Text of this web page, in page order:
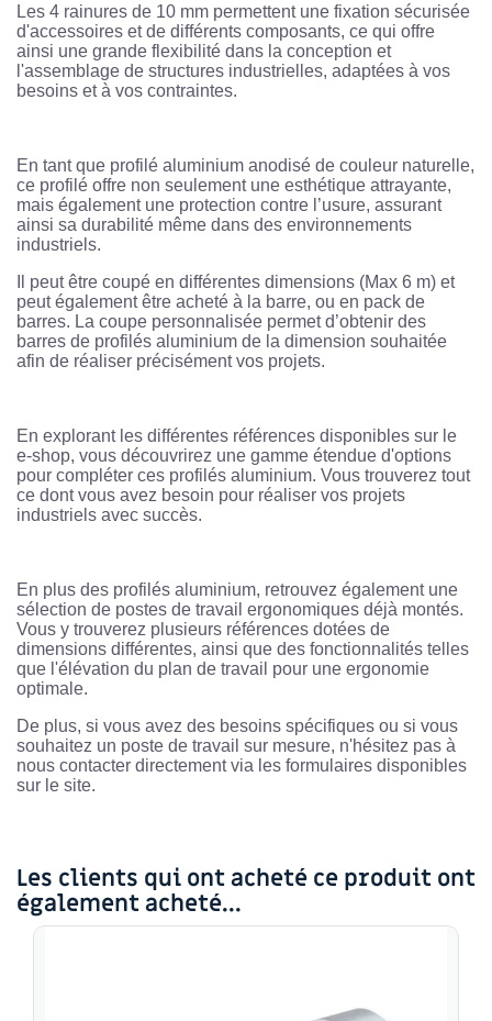
Les 4 rainures de 10 mm permettent une fixation sécurisée
d'accessoires et de différents composants, ce qui offre
ainsi une grande flexibilité dans la conception et
l'assemblage de structures industrielles, adaptées à vos
besoins et à vos contraintes.
En tant que profilé aluminium anodisé de couleur naturelle,
ce profilé offre non seulement une esthétique attrayante,
mais également une protection contre l’usure, assurant
ainsi sa durabilité même dans des environnements
industriels.
Il peut être coupé en différentes dimensions (Max 6 m) et
peut également être acheté à la barre, ou en pack de
barres. La coupe personnalisée permet d’obtenir des
barres de profilés aluminium de la dimension souhaitée
afin de réaliser précisément vos projets.
En explorant les différentes références disponibles sur le
e-shop, vous découvrirez une gamme étendue d'options
pour compléter ces profilés aluminium. Vous trouverez tout
ce dont vous avez besoin pour réaliser vos projets
industriels avec succès.
En plus des profilés aluminium, retrouvez également une
sélection de postes de travail ergonomiques déjà montés.
Vous y trouverez plusieurs références dotées de
dimensions différentes, ainsi que des fonctionnalités telles
que l'élévation du plan de travail pour une ergonomie
optimale.
De plus, si vous avez des besoins spécifiques ou si vous
souhaitez un poste de travail sur mesure, n'hésitez pas à
nous contacter directement via les formulaires disponibles
sur le site.
Les clients qui ont acheté ce produit ont
également acheté...